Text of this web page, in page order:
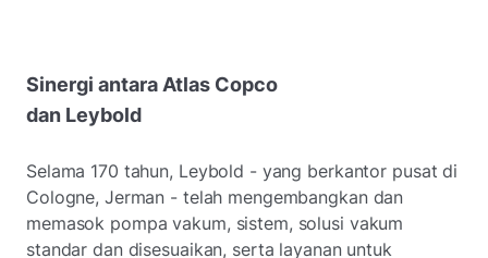
Sinergi antara Atlas Copco
dan Leybold
Selama 170 tahun, Leybold - yang berkantor pusat di
Cologne, Jerman - telah mengembangkan dan
memasok pompa vakum, sistem, solusi vakum
standar dan disesuaikan, serta layanan untuk